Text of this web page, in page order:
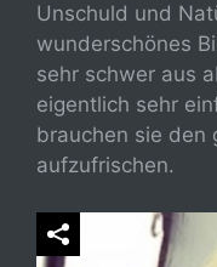
Unschuld und
wunderschönes
sehr schwer aus
eigentlich sehr
brauchen sie den
aufzufrischen.